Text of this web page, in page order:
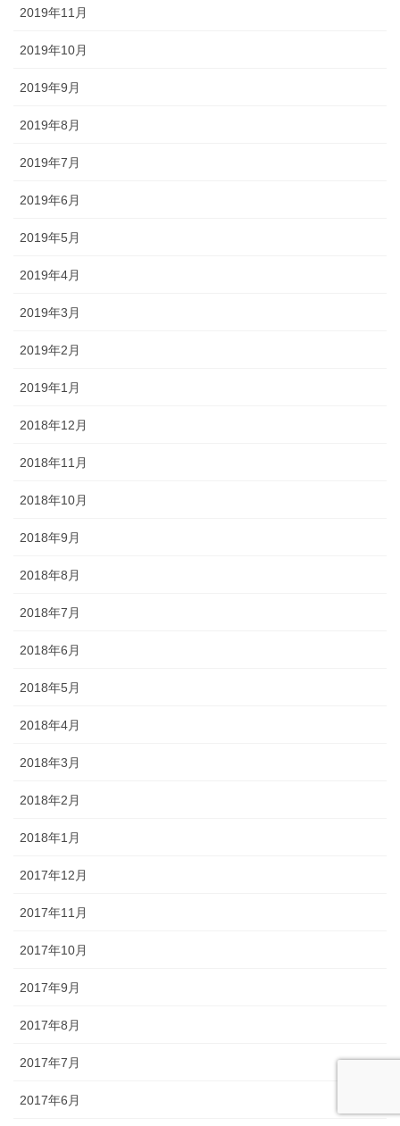
2019年11月
2019年10月
2019年9月
2019年8月
2019年7月
2019年6月
2019年5月
2019年4月
2019年3月
2019年2月
2019年1月
2018年12月
2018年11月
2018年10月
2018年9月
2018年8月
2018年7月
2018年6月
2018年5月
2018年4月
2018年3月
2018年2月
2018年1月
2017年12月
2017年11月
2017年10月
2017年9月
2017年8月
2017年7月
2017年6月